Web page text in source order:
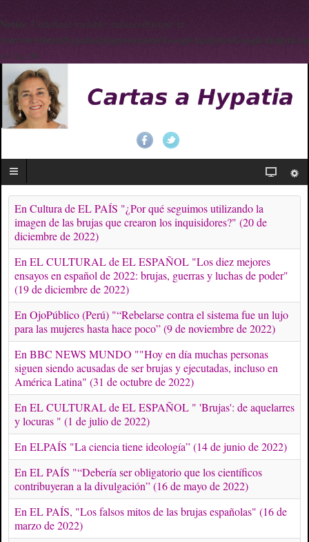
Notice : Undefined variable: enhancedOutput in
/var/www/html/hypatia/plugins/system/GoogleAnalytics/
on line 56
En Cultura de EL PAÍS "¿Por qué seguimos utilizando la
imagen de las brujas que crearon los inquisidores?" (20 de
diciembre de 2022)
En EL CULTURAL de EL ESPAÑOL "Los diez mejores
ensayos en español de 2022: brujas, guerras y luchas de poder"
(19 de diciembre de 2022)
En OjoPúblico (Perú) "“Rebelarse contra el sistema fue un lujo
para las mujeres hasta hace poco” (9 de noviembre de 2022)
En BBC NEWS MUNDO ""Hoy en día muchas personas
siguen siendo acusadas de ser brujas y ejecutadas, incluso en
América Latina" (31 de octubre de 2022)
En EL CULTURAL de EL ESPAÑOL " 'Brujas': de aquelarres
y locuras " (1 de julio de 2022)
En ELPAÍS "La ciencia tiene ideología” (14 de junio de 2022)
En EL PAÍS "“Debería ser obligatorio que los científicos
contribuyeran a la divulgación” (16 de mayo de 2022)
En EL PAÍS, "Los falsos mitos de las brujas españolas" (16 de
marzo de 2022)